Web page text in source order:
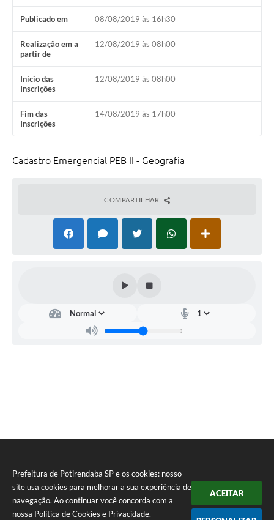
Prefeitura de Potirendaba SP e os cookies: nosso
site usa cookies para melhorar a sua experiência de
navegação. Ao continuar você concorda com a
nossa Política de Cookies e Privacidade.
ACEITAR
Publicado em 08/08/2019 às 16h30
Realização em a
partir de
12/08/2019 às 08h00
Início das
Inscrições
12/08/2019 às 08h00
Fim das
Inscrições
14/08/2019 às 17h00
Cadastro Emergencial PEB II - Geografia
COMPARTILHAR